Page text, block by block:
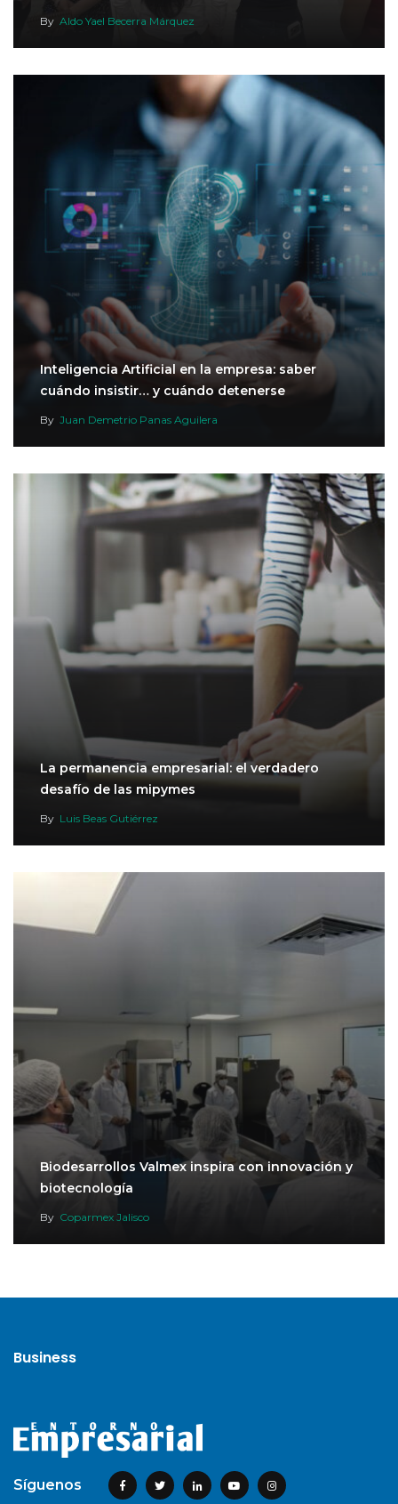
By Aldo Yael Becerra Márquez
Inteligencia Artificial en la empresa: saber
cuándo insistir… y cuándo detenerse
By Juan Demetrio Panas Aguilera
La permanencia empresarial: el verdadero
desafío de las mipymes
By Luis Beas Gutiérrez
Biodesarrollos Valmex inspira con innovación y
biotecnología
By Coparmex Jalisco
Business
Síguenos